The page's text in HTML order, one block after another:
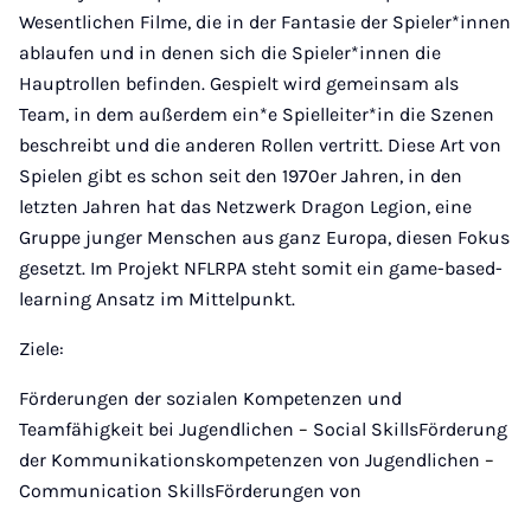
Wesentlichen Filme, die in der Fantasie der Spieler*innen
ablaufen und in denen sich die Spieler*innen die
Hauptrollen befinden. Gespielt wird gemeinsam als
Team, in dem außerdem ein*e Spielleiter*in die Szenen
beschreibt und die anderen Rollen vertritt. Diese Art von
Spielen gibt es schon seit den 1970er Jahren, in den
letzten Jahren hat das Netzwerk Dragon Legion, eine
Gruppe junger Menschen aus ganz Europa, diesen Fokus
gesetzt. Im Projekt NFLRPA steht somit ein game-based-
learning Ansatz im Mittelpunkt.
Ziele:
Förderungen der sozialen Kompetenzen und
Teamfähigkeit bei Jugendlichen – Social SkillsFörderung
der Kommunikationskompetenzen von Jugendlichen –
Communication SkillsFörderungen von